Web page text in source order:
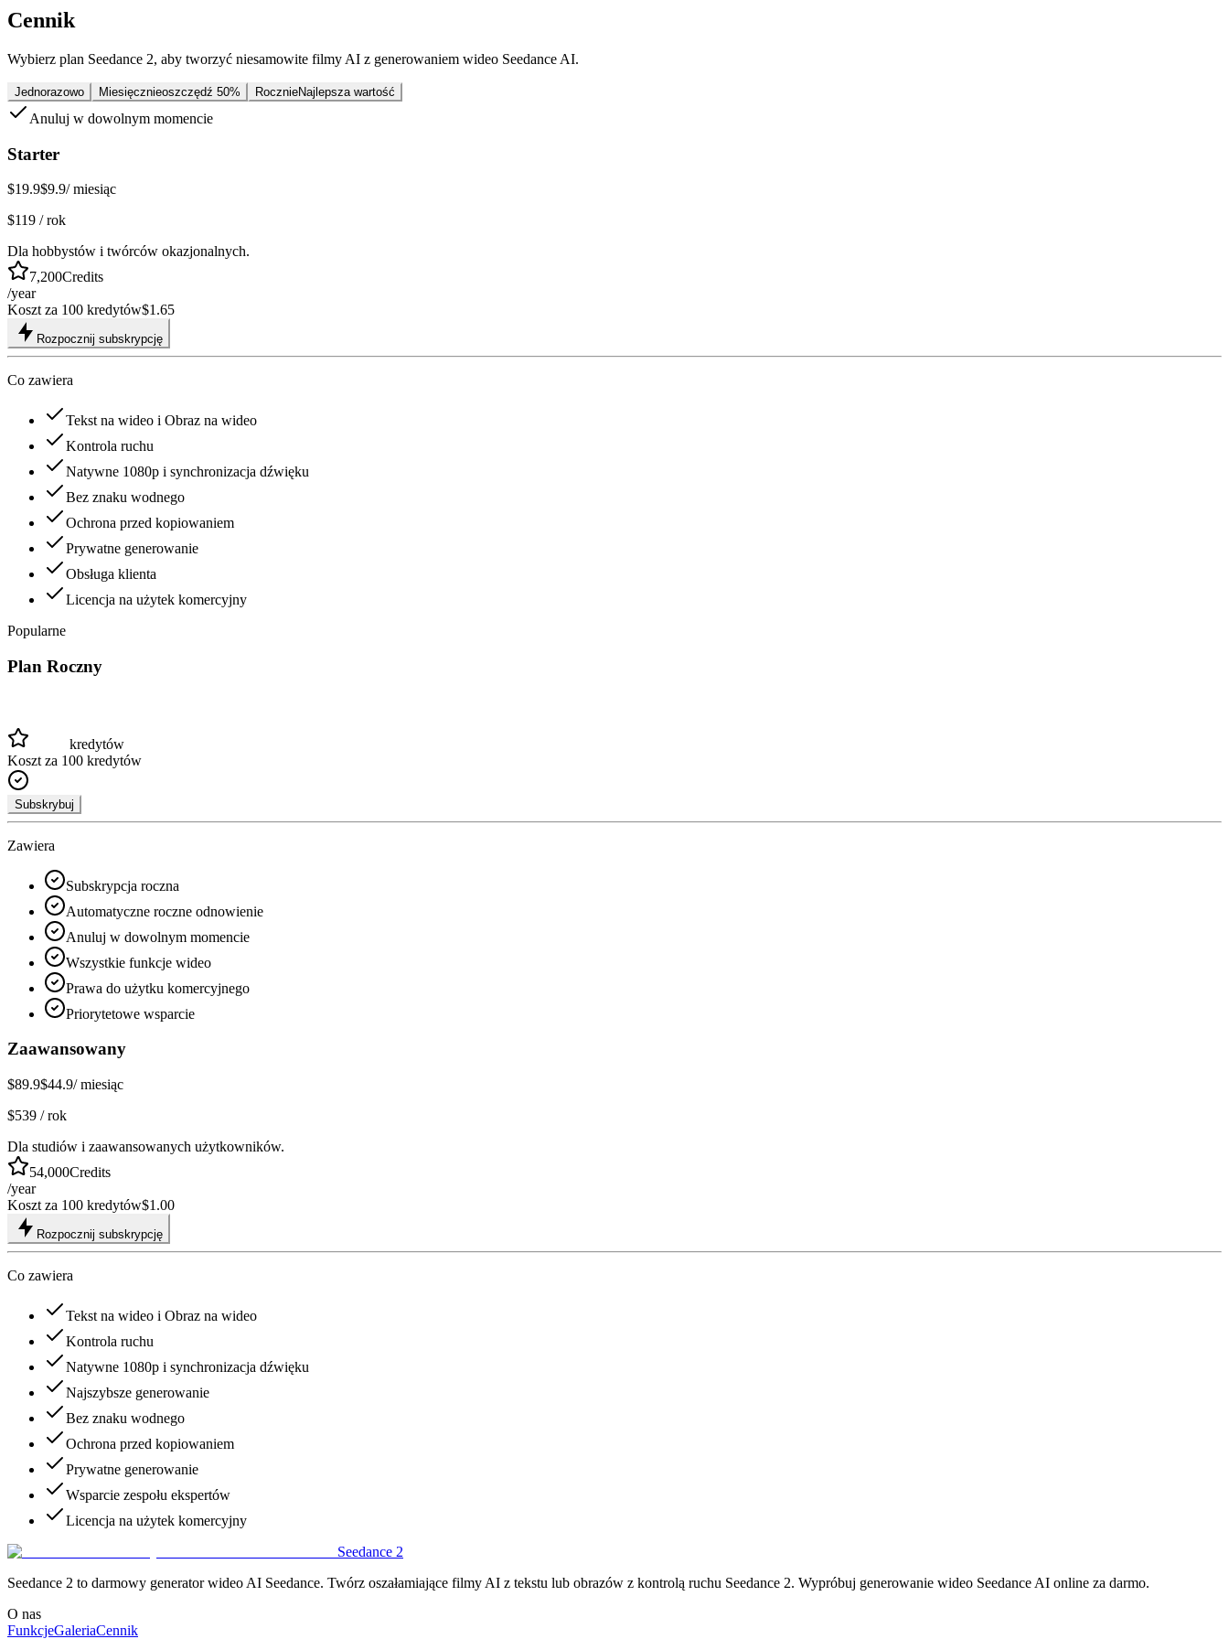
Cennik
Wybierz plan Seedance 2, aby tworzyć niesamowite filmy AI z generowaniem wideo Seedance AI.
Jednorazowo Miesięcznieoszczędź 50% RocznieNajlepsza wartość
Anuluj w dowolnym momencie
Starter
$19.9$9.9/ miesiąc
$119 / rok
Dla hobbystów i twórców okazjonalnych.
7,200Credits
/year
Koszt za 100 kredytów$1.65
Rozpocznij subskrypcję
Co zawiera
Tekst na wideo i Obraz na wideo
Kontrola ruchu
Natywne 1080p i synchronizacja dźwięku
Bez znaku wodnego
Ochrona przed kopiowaniem
Prywatne generowanie
Obsługa klienta
Licencja na użytek komercyjny
Popularne
Plan Roczny
kredytów
Koszt za 100 kredytów
Subskrybuj
Zawiera
Subskrypcja roczna
Automatyczne roczne odnowienie
Anuluj w dowolnym momencie
Wszystkie funkcje wideo
Prawa do użytku komercyjnego
Priorytetowe wsparcie
Zaawansowany
$89.9$44.9/ miesiąc
$539 / rok
Dla studiów i zaawansowanych użytkowników.
54,000Credits
/year
Koszt za 100 kredytów$1.00
Rozpocznij subskrypcję
Co zawiera
Tekst na wideo i Obraz na wideo
Kontrola ruchu
Natywne 1080p i synchronizacja dźwięku
Najszybsze generowanie
Bez znaku wodnego
Ochrona przed kopiowaniem
Prywatne generowanie
Wsparcie zespołu ekspertów
Licencja na użytek komercyjny
Seedance 2
Seedance 2 to darmowy generator wideo AI Seedance. Twórz oszałamiające filmy AI z tekstu lub obrazów z kontrolą ruchu Seedance 2. Wypróbuj generowanie wideo Seedance AI online za darmo.
O nas
FunkcjeGaleriaCennik